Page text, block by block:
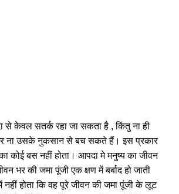
से केवल सतर्क रहा जा सकता है , किंतु ना ही
ना उसके नुकसान से बच सकते हैं। इस प्रकार
कोई बस नहीं होता। आपदा मे मनुष्य का जीवन
भर की जमा पूंजी एक क्षण में बर्बाद हो जाती
नहीं होता कि वह पूरे जीवन की जमा पूंजी के लूट